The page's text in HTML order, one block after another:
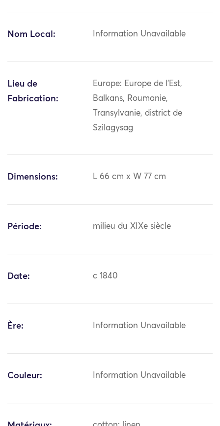
Nom Local: Information Unavailable
Lieu de
Fabrication:
Europe: Europe de l'Est,
Balkans, Roumanie,
Transylvanie, district de
Szilagysag
Dimensions: L 66 cm x W 77 cm
Période: milieu du XIXe siècle
Date: c 1840
Ère: Information Unavailable
Couleur: Information Unavailable